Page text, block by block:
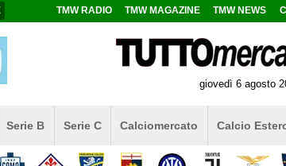
TMW RADIO TMW MAGAZINE TMW NEWS
giovedì 6 agosto
Serie B Serie C Calciomercato Calcio